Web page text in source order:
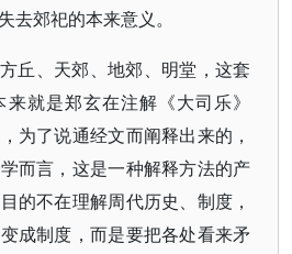
去郊祀的本来意义。
丘、天郊、地郊、明堂，这套
就是郑玄在注解《大司乐》
为了说通经文而阐释出来的，
而言，这是一种解释方法的产
的不在理解周代历史、制度，
成制度，而是要把各处看来矛